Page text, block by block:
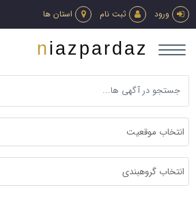
ورود ثبت نام استان ها
niazpardaz
انتخاب موقعیت
انتخاب گروهبندی